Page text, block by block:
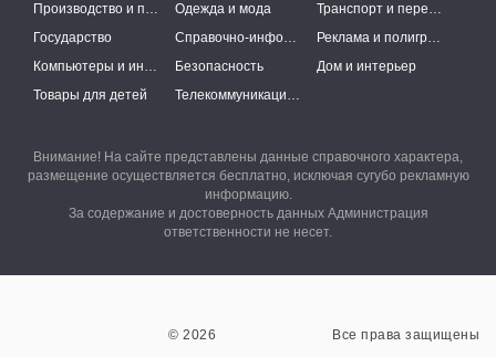
Производство и поставки
Одежда и мода
Транспорт и перевозки
Государство
Справочно-информационные системы
Реклама и полиграфия
Компьютеры и интернет
Безопасность
Дом и интерьер
Товары для детей
Телекоммуникации и связь
Внимание! На сайте представлены данные справочного характера,
размещение осуществляется бесплатно, исключая сугубо рекламную
информацию.
За содержание и достоверность данных Администрация
ответственности не несет.
© 2026 Все права защищены